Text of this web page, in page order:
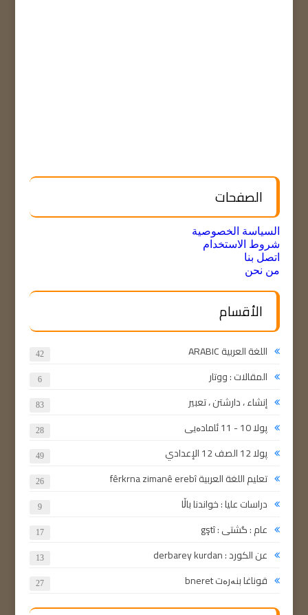
الصفحات
السياسة الخصوصية
شروط الاستخدام
اتصل بنا
من نحن
الأقسام
اللغة العربية ARABIC 42
المقالات : ووتار 6
إنشاء ، دارشتن ، تعبير 83
پولا 10 - 11 ئامادەیی 28
پولا 12 الصف 12 الإعدادي 49
تعليم اللغة العربية fêrkrna zimanê erebî 26
دراسات عليا : خواندنا باڵا 9
عام : گشتی : gştî 17
عن الكورد : derbarey kurdan 13
قوناغا بنەرەت bneret 27